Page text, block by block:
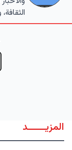
المزيــــــد